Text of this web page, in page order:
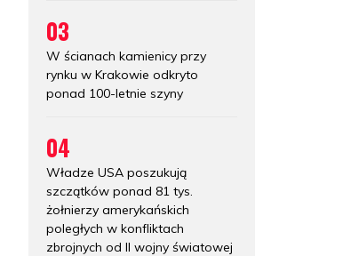
03
W ścianach kamienicy przy
rynku w Krakowie odkryto
ponad 100-letnie szyny
04
Władze USA poszukują
szczątków ponad 81 tys.
żołnierzy amerykańskich
poległych w konfliktach
zbrojnych od II wojny światowej